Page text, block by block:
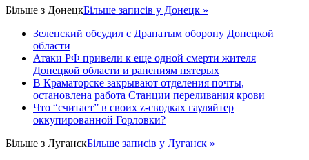
Більше з ДонецкБільше записів у Донецк »
Зеленский обсудил с Драпатым оборону Донецкой
области
Атаки РФ привели к еще одной смерти жителя
Донецкой области и ранениям пятерых
В Краматорске закрывают отделения почты,
остановлена работа Станции переливания крови
Что “считает” в своих z-сводках гауляйтер
оккупированной Горловки?
Більше з ЛуганскБільше записів у Луганск »